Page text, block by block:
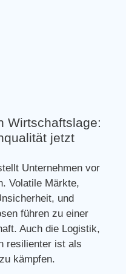
Wirtschaftslage:
jetzt
Unternehmen vor
Volatile Märkte,
und
führen zu einer
Auch die Logistik,
resilienter ist als
kämpfen.